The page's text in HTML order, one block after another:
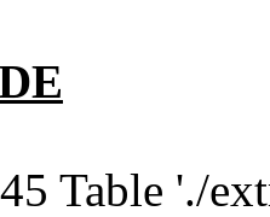
Table './